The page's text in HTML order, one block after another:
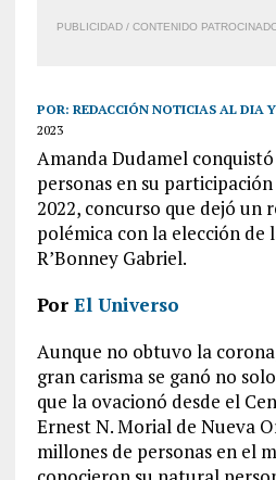
PUBLICIDAD / CONTENIDO
POR: REDACCIÓN NOTICIAS AL DIA
2023
Amanda Dudamel
personas en su
2022, concurso que dejó un
polémica con la elección de
R’Bonney Gabriel.
Por El Universo
Aunque no obtuvo la
gran carisma se ganó no
que la ovacionó desde el
Ernest N. Morial de Nueva
millones de personas en el